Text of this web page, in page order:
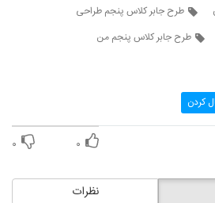
طرح جابر کلاس پنجم طراحی
طرح جابر کلاس پنجم من
کردن
۰ ۰
نظرات